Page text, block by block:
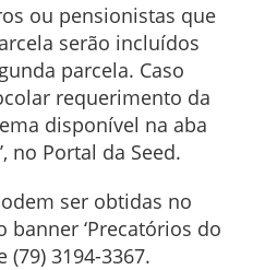
ou pensionistas que
serão incluídos
parcela. Caso
requerimento da
disponível na aba
no Portal da Seed.
ser obtidas no
banner ‘Precatórios do
(79) 3194-3367.